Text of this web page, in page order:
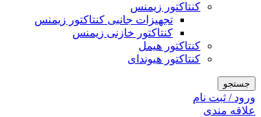
کنتاکتور زیمنس
تجهیزات جانبی کنتاکتور زیمنس
کنتاکتور خازنی زیمنس
کنتاکتور هیمل
کنتاکتور هیوندای
جستجو
ورود / ثبت نام
علاقه مندی